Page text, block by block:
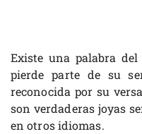
Existe una palabra
pierde parte de su
reconocida por su
son verdaderas joyas
en otros idiomas.